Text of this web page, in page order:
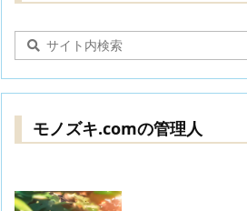
モノズキ.comの管理人